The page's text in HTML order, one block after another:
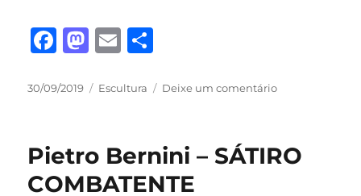
F
c
b
o
M
st
d
o
E
ai a
Publicado
30/09/2019 Categorias
Escultura Deixe um comentárioem
SACRIFÍCIO
Pietro Bernini – SÁTIRO
COMBATENTE